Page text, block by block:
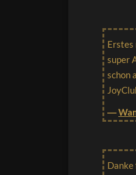
Erstes
super
schon
―
Danke